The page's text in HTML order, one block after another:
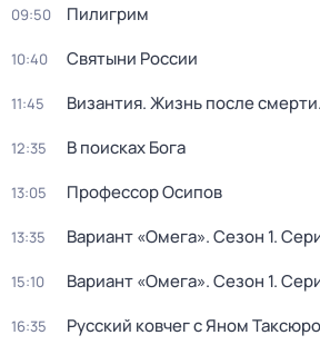
09:50 Пилигрим
10:40 Святыни России
11:45 Византия. Жизнь после смерти
12:35 В поисках Бога
13:05 Пpофессор Осипoв
13:35 Вариант «Омега». Сезон 1.
15:10 Вариант «Омега». Сезон 1.
16:35 Русский ковчег с Яном